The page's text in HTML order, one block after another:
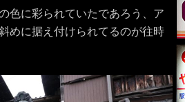
色に彩られていたであろう、ア
めに据え付けられてるのが往時